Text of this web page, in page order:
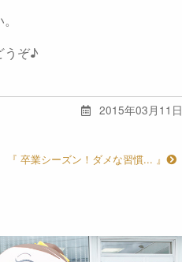
うぞ♪
2015年03月11日
『 卒業シーズン！ダメな習慣... 』